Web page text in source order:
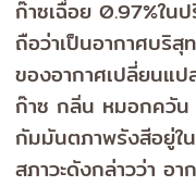
ก๊าซเฉื่อย0.97%ใน
ถือว่าเป็นอากาศบริ
ของอากาศเปลี่ยนแ
ก๊าซ กลิ่น หมอกควัน
กัมมันตภาพรังสีอยู่ใน
สภาวะดังกล่าวว่าอา